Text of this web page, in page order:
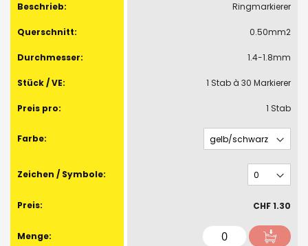
Ringmarkierer
0.50mm2
1.4-1.8mm
1 Stab à 30 Markierer
1 Stab
CHF 1.30